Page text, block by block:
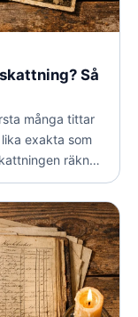
Så
många tittar
exakta som
räknas
tid och hur du